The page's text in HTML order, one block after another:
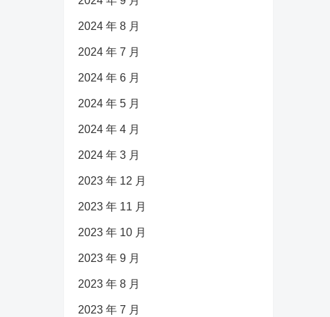
2024 年 8 月
2024 年 7 月
2024 年 6 月
2024 年 5 月
2024 年 4 月
2024 年 3 月
2023 年 12 月
2023 年 11 月
2023 年 10 月
2023 年 9 月
2023 年 8 月
2023 年 7 月